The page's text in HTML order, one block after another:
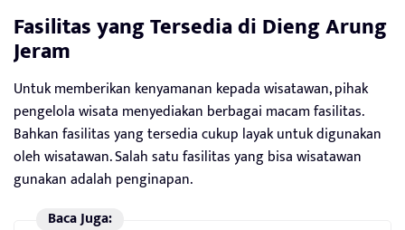
Fasilitas yang Tersedia di Dieng Arung
Jeram
Untuk memberikan kenyamanan kepada wisatawan, pihak
pengelola wisata menyediakan berbagai macam fasilitas.
Bahkan fasilitas yang tersedia cukup layak untuk digunakan
oleh wisatawan. Salah satu fasilitas yang bisa wisatawan
gunakan adalah penginapan.
Baca Juga: